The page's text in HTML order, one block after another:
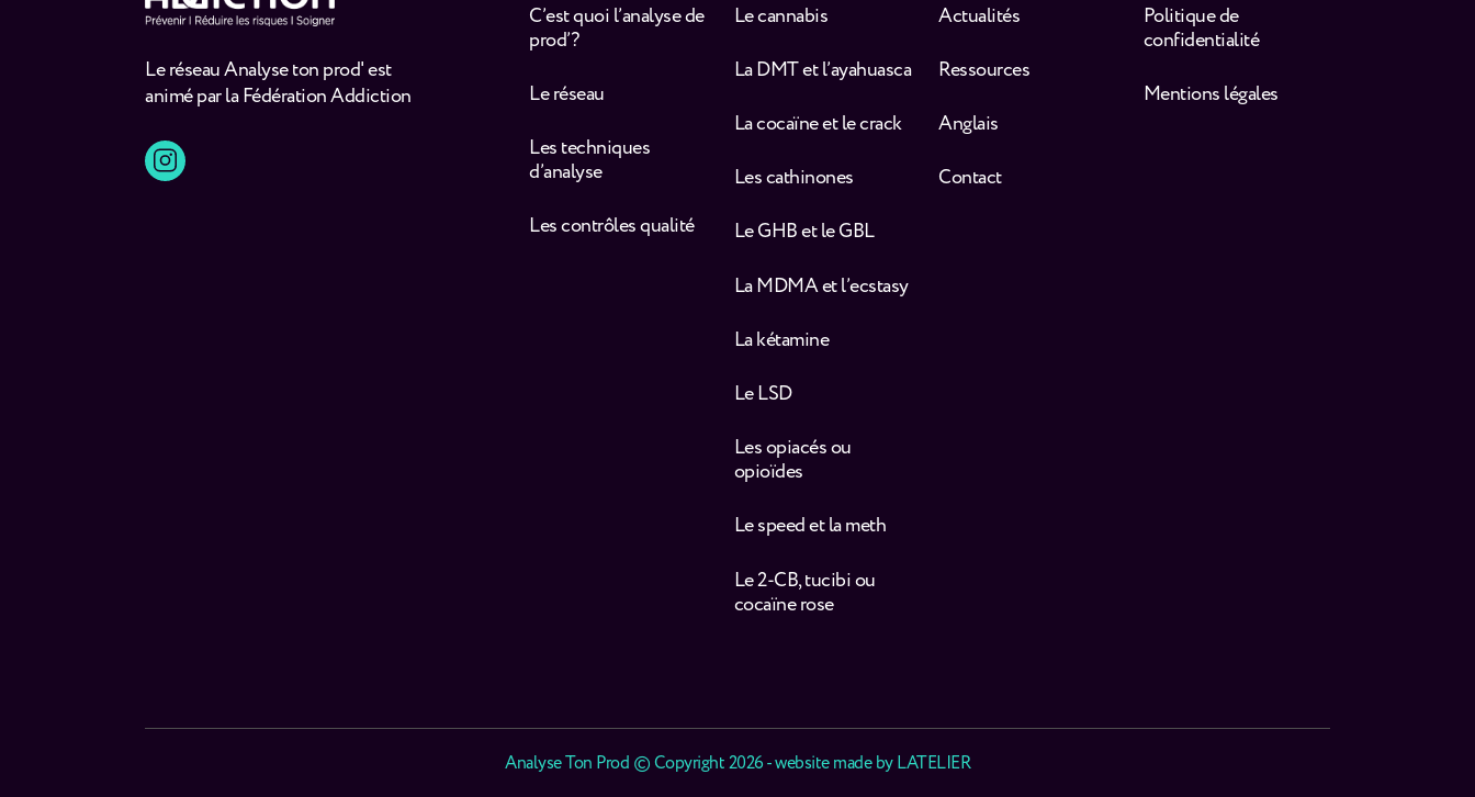
Le réseau Analyse ton prod' est
animé par la Fédération Addiction
C’est quoi l’analyse de
prod’ ?
Le réseau
Les techniques
d’analyse
Les contrôles qualité
Le cannabis
La DMT et l’ayahuasca
La cocaïne et le crack
Les cathinones
Le GHB et le GBL
La MDMA et l’ecstasy
La kétamine
Le LSD
Les opiacés ou
opioïdes
Le speed et la meth
Le 2-CB, tucibi ou
cocaïne rose
Actualités
Ressources
Anglais
Contact
Politique de
confidentialité
Mentions légales
Analyse Ton Prod © Copyright 2026 - website made byLATELIER